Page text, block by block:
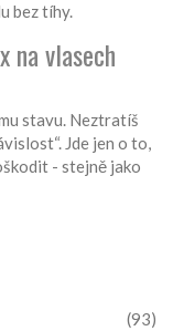
bez tíhy.
na vlasech
stavu. Neztratíš
Jde jen o to,
- stejně jako
(93)